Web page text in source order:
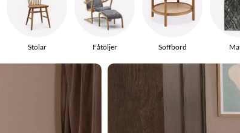
Stolar Fåtöljer Soffbord